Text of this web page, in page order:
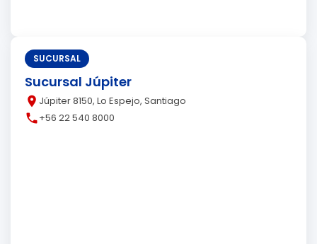
SUCURSAL
Sucursal Júpiter
place Júpiter 8150, Lo Espejo, Santiago
call+56 22 540 8000